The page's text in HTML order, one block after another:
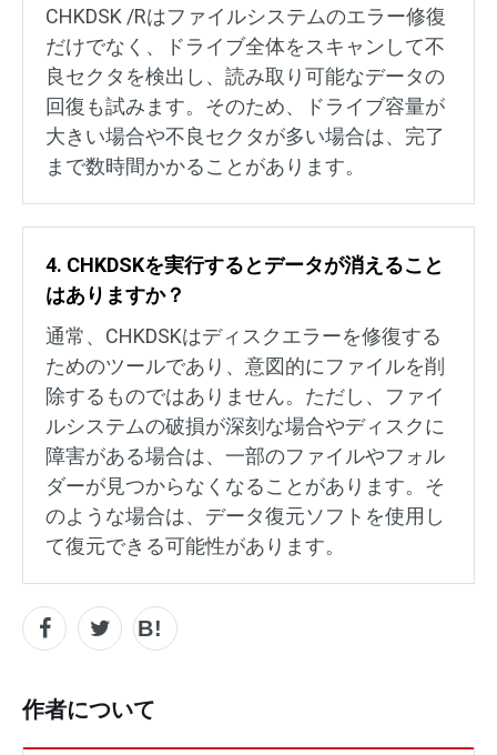
CHKDSK /Rはファイルシステムのエラー修復
だけでなく、ドライブ全体をスキャンして不
良セクタを検出し、読み取り可能なデータの
回復も試みます。そのため、ドライブ容量が
大きい場合や不良セクタが多い場合は、完了
まで数時間かかることがあります。
4. CHKDSKを実行するとデータが消えること
はありますか？
通常、CHKDSKはディスクエラーを修復する
ためのツールであり、意図的にファイルを削
除するものではありません。ただし、ファイ
ルシステムの破損が深刻な場合やディスクに
障害がある場合は、一部のファイルやフォル
ダーが見つからなくなることがあります。そ
のような場合は、データ復元ソフトを使用し
て復元できる可能性があります。
作者について